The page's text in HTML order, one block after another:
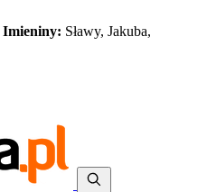
Imieniny: Sławy, Jakuba,